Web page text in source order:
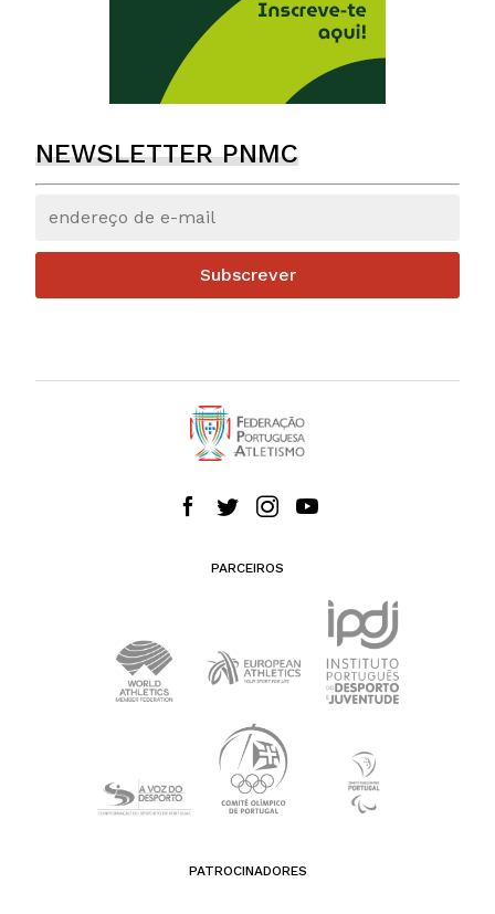
NEWSLETTER PNMC
Subscrever
PARCEIROS
PATROCINADORES